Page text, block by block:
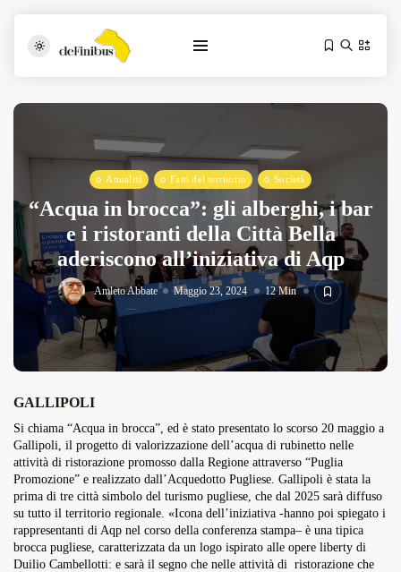
Iosonouncane A Lecce: Concerto Acustico...
Luglio 17, 2026 13 Min
Tarantarte Al Festival De Fès...
Giugno 4, 2026 15 Min
Maggio 29, 2026
Attualità Fatti del territorio Società
“Acqua in brocca”: gli alberghi, i bar
e i ristoranti della Città Bella
aderiscono all’iniziativa di Aqp
Amleto Abbate Maggio 23, 2024 12 Min
GALLIPOLI
Si chiama “Acqua in brocca”, ed è stato presentato lo scorso 20 maggio a
Gallipoli, il progetto di valorizzazione dell’acqua di rubinetto nelle
attività di ristorazione promosso dalla Regione attraverso “Puglia
Promozione” e realizzato dall’Acquedotto Pugliese. Gallipoli è stata la
prima di tre città simbolo del turismo pugliese, che dal 2025 sarà diffuso
su tutto il territorio regionale. «Icona dell’iniziativa -hanno poi spiegato i
rappresentanti di Aqp nel corso della conferenza stampa– è una tipica
brocca pugliese, caratterizzata da un logo ispirato alle opere liberty di
Duilio Cambellotti: e sarà il segno che nelle attività di ristorazione che